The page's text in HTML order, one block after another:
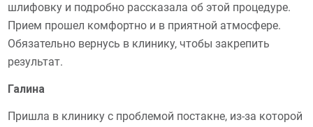
шлифовку и подробно рассказала об этой процедуре.
Прием прошел комфортно и в приятной атмосфере.
Обязательно вернусь в клинику, чтобы закрепить
результат.
Галина
Пришла в клинику с проблемой постакне, из-за которой